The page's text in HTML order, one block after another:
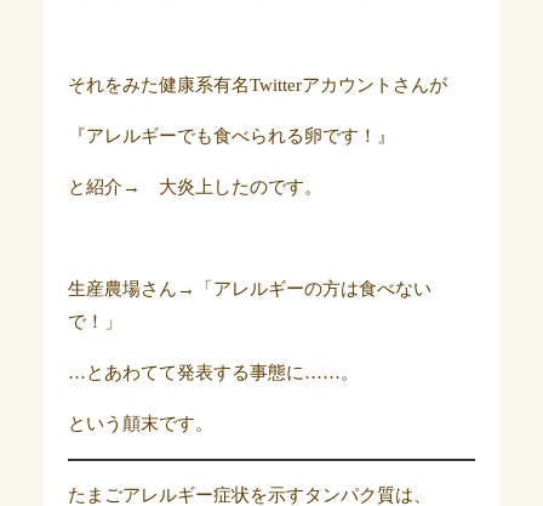
それをみた健康系有名Twitterアカウントさんが
『アレルギーでも食べられる卵です！』
と紹介→ 大炎上したのです。
生産農場さん→「アレルギーの方は食べない
で！」
…とあわてて発表する事態に……。
という顛末です。
たまごアレルギー症状を示すタンパク質は、